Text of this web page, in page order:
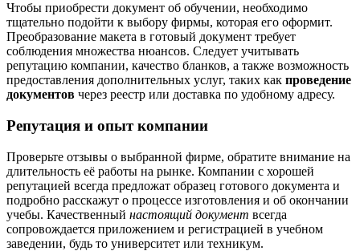
Чтобы приобрести документ об обучении, необходимо
тщательно подойти к выбору фирмы, которая его оформит.
Преобразование макета в готовый документ требует
соблюдения множества нюансов. Следует учитывать
репутацию компании, качество бланков, а также возможность
предоставления дополнительных услуг, таких как проведение
документов через реестр или доставка по удобному адресу.
Репутация и опыт компании
Проверьте отзывы о выбранной фирме, обратите внимание на
длительность её работы на рынке. Компании с хорошей
репутацией всегда предложат образец готового документа и
подробно расскажут о процессе изготовления и об окончании
учебы. Качественный настоящий документ всегда
сопровождается приложением и регистрацией в учебном
заведении, будь то университет или техникум.